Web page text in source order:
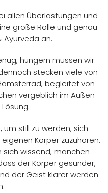
allen Überlastungen und
große Rolle und genau
Ayurveda an.
hungern müssen wir
stecken viele von
begleitet von
vergeblich im Außen
still zu werden, sich
Körper zuzuhören.
wissend, manchen
der Körper gesünder,
der Geist klarer werden